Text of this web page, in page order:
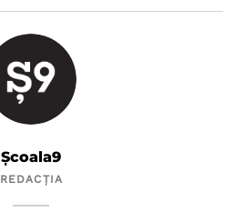
Școala9
REDACȚIA